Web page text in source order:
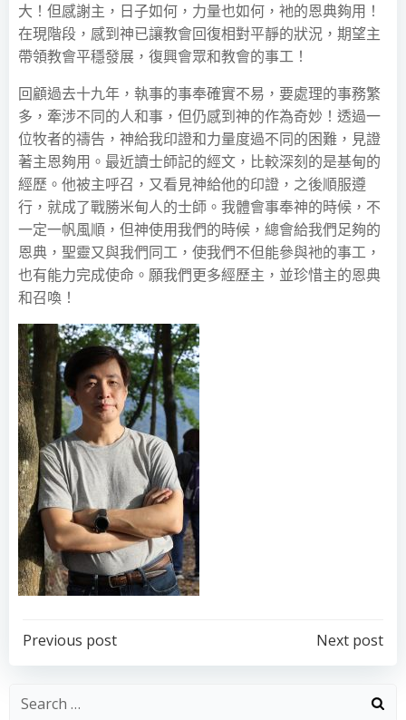
大！但感謝主，日子如何，力量也如何，衪的恩典夠用！
在現階段，感到神已讓教會回復相對平靜的狀況，期望主
帶領教會平穩發展，復興會眾和教會的事工！
回顧過去十九年，執事的事奉確實不易，要處理的事務繁
多，牽涉不同的人和事，但仍感到神的作為奇妙！透過一
位牧者的禱告，神給我印證和力量度過不同的困難，見證
著主恩夠用。最近讀士師記的經文，比較深刻的是基甸的
經歷。他被主呼召，又看見神給他的印證，之後順服遵
行，就成了戰勝米甸人的士師。我體會事奉神的時候，不
一定一帆風順，但神使用我們的時候，總會給我們足夠的
恩典，聖靈又與我們同工，使我們不但能參與衪的事工，
也有能力完成使命。願我們更多經歷主，並珍惜主的恩典
和召喚！
Post
navigation
Previous post
navigation
Next post
Search